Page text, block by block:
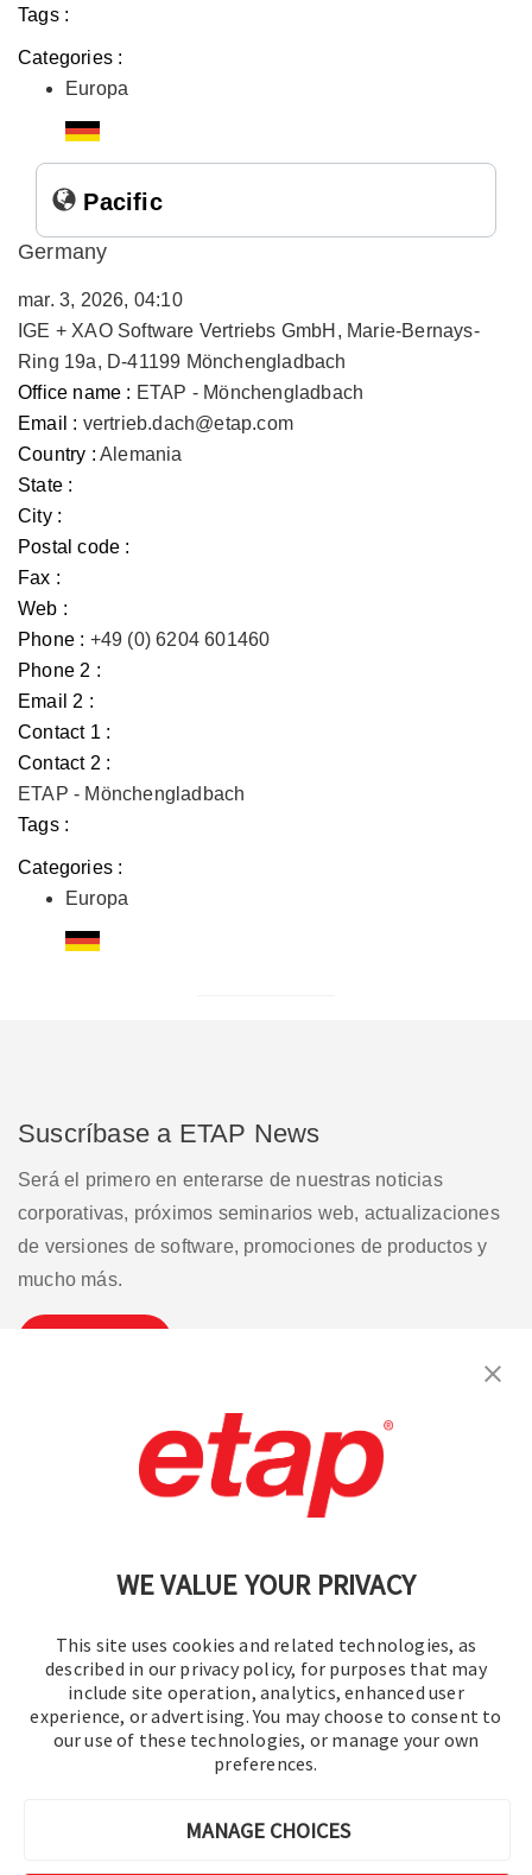
WE VALUE YOUR PRIVACY
This site uses cookies and related technologies, as
described in our privacy policy, for purposes that may
include site operation, analytics, enhanced user
experience, or advertising. You may choose to consent to
our use of these technologies, or manage your own
preferences.
MANAGE CHOICES
Tags :
Categories :
Europa
Pacific
Germany
mar. 3, 2026, 04:10
IGE + XAO Software Vertriebs GmbH, Marie-Bernays-
Ring 19a, D-41199 Mönchengladbach
Office name : ETAP - Mönchengladbach
Email : vertrieb.dach@etap.com
Country : Alemania
State :
City :
Postal code :
Fax :
Web :
Phone : +49 (0) 6204 601460
Phone 2 :
Email 2 :
Contact 1 :
Contact 2 :
ETAP - Mönchengladbach
Tags :
Categories :
Europa
Suscríbase a ETAP News
Será el primero en enterarse de nuestras noticias
corporativas, próximos seminarios web, actualizaciones
de versiones de software, promociones de productos y
mucho más.
Contáctenos | Condiciones de uso
política de privacidad Mapa del sitio
© 2016-2026 Operation Technology, Inc.
Todos los derechos reservados.